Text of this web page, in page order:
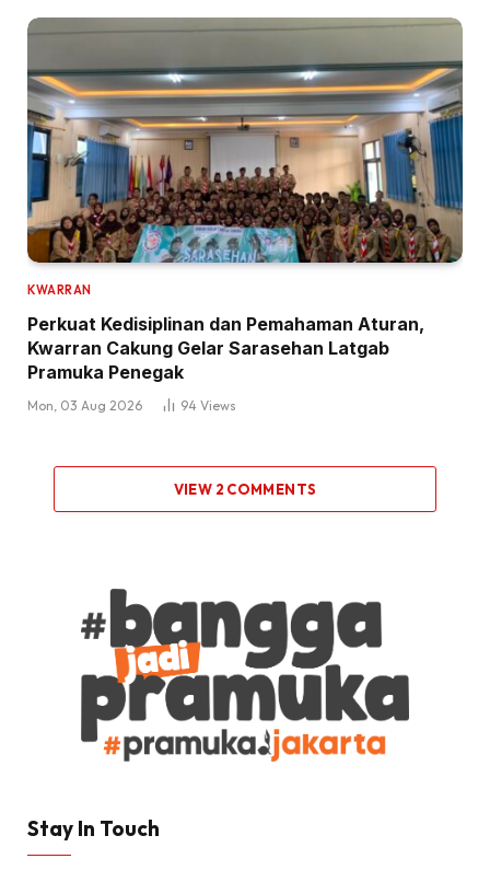
KWARRAN
Perkuat Kedisiplinan dan Pemahaman Aturan,
Kwarran Cakung Gelar Sarasehan Latgab
Pramuka Penegak
Mon, 03 Aug 2026 94 Views
VIEW 2 COMMENTS
Stay In Touch